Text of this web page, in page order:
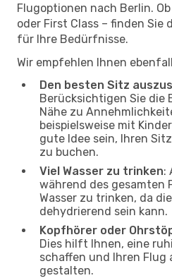
Flugoptionen nach Berlin.
oder First Class – finden Sie
für Ihre Bedürfnisse.
Wir empfehlen Ihnen
Den besten Sitz
Berücksichtigen Sie die
Nähe zu
beispielsweise mit
gute Idee sein, Ihren
zu buchen.
Viel Wasser zu trinken:
während des gesamten
Wasser zu trinken, da
dehydrierend sein kann.
Kopfhörer oder
Dies hilft Ihnen, eine
schaffen und Ihren Flug
gestalten.